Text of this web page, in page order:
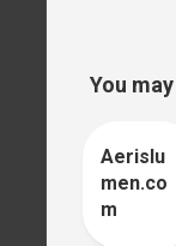
You
0
Aerislu
men.co
m